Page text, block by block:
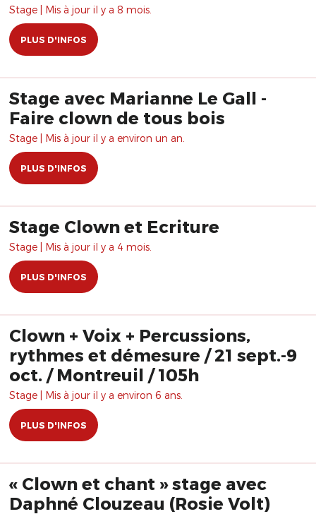
Stage | Mis à jour il y a 8 mois.
PLUS D'INFOS
Stage avec Marianne Le Gall -
Faire clown de tous bois
Stage | Mis à jour il y a environ un an.
PLUS D'INFOS
Stage Clown et Ecriture
Stage | Mis à jour il y a 4 mois.
PLUS D'INFOS
Clown + Voix + Percussions,
rythmes et démesure / 21 sept.-9
oct. / Montreuil / 105h
Stage | Mis à jour il y a environ 6 ans.
PLUS D'INFOS
« Clown et chant » stage avec
Daphné Clouzeau (Rosie Volt)